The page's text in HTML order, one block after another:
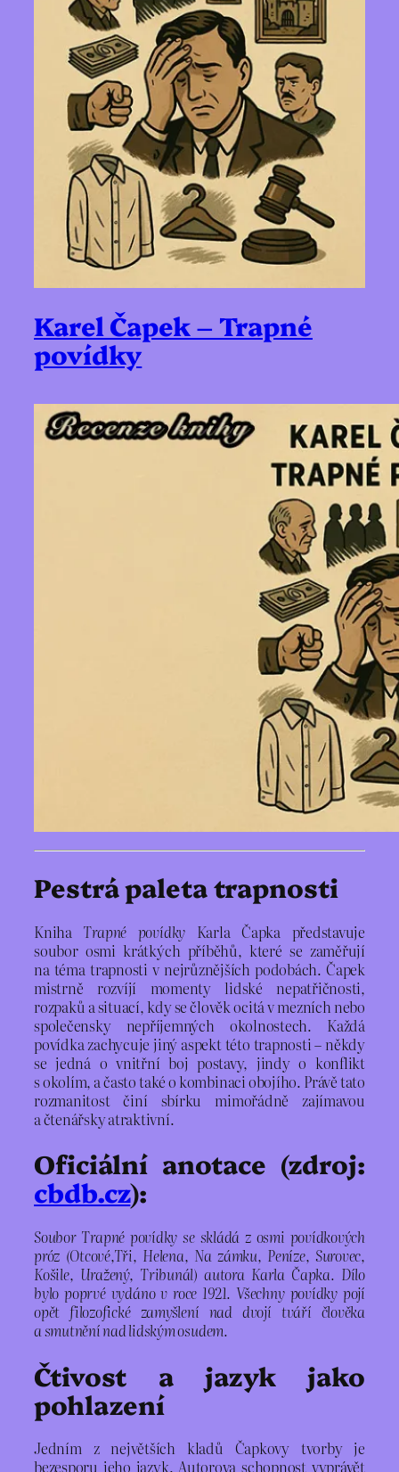
Karel Čapek – Trapné
povídky
Pestrá paleta trapnosti
Kniha Trapné povídky Karla Čapka představuje
soubor osmi krátkých příběhů, které se zaměřují
na téma trapnosti v nejrůznějších podobách. Čapek
mistrně rozvíjí momenty lidské nepatřičnosti,
rozpaků a situací, kdy se člověk ocitá v mezních nebo
společensky nepříjemných okolnostech. Každá
povídka zachycuje jiný aspekt této trapnosti – někdy
se jedná o vnitřní boj postavy, jindy o konflikt
s okolím, a často také o kombinaci obojího. Právě tato
rozmanitost činí sbírku mimořádně zajímavou
a čtenářsky atraktivní.
Oficiální anotace (zdroj:
cbdb.cz):
Soubor Trapné povídky se skládá z osmi povídkových
próz (Otcové,Tři, Helena, Na zámku, Peníze, Surovec,
Košile, Uražený, Tribunál) autora Karla Čapka. Dílo
bylo poprvé vydáno v roce 1921. Všechny povídky pojí
opět filozofické zamyšlení nad dvojí tváří člověka
a smutnění nad lidským osudem.
Čtivost a jazyk jako
pohlazení
Jedním z největších kladů Čapkovy tvorby je
bezesporu jeho jazyk. Autorova schopnost vyprávět